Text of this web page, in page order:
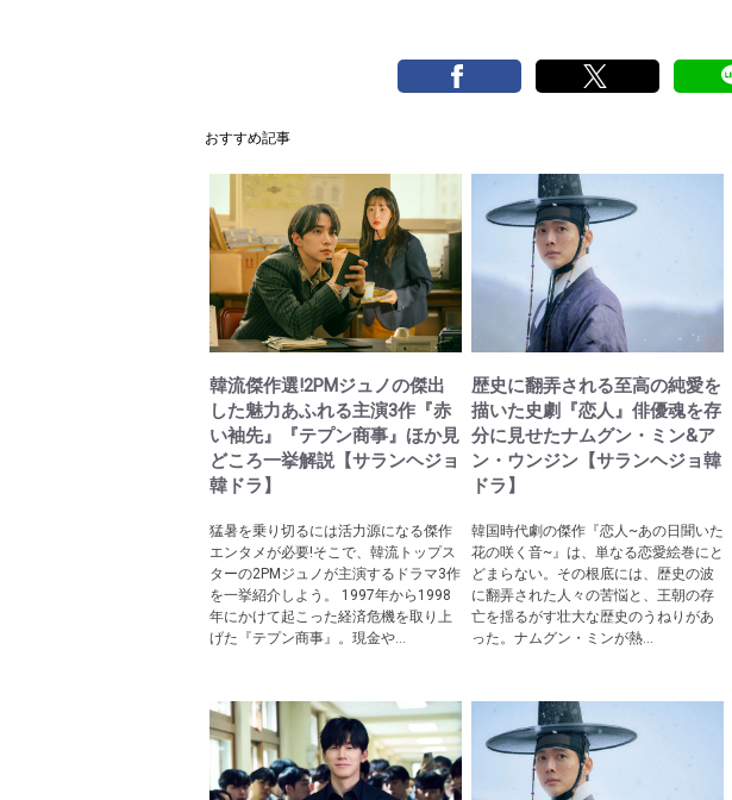
おすすめ記事
韓流傑作選!2PMジュノの傑出
した魅力あふれる主演3作『赤
い袖先』『テプン商事』ほか見
どころ一挙解説【サランヘジョ
韓ドラ】
猛暑を乗り切るには活力源になる傑作
エンタメが必要!そこで、韓流トップス
ターの2PMジュノが主演するドラマ3作
を一挙紹介しよう。 1997年から1998
年にかけて起こった経済危機を取り上
げた『テプン商事』。現金や...
歴史に翻弄される至高の純愛を
描いた史劇『恋人』俳優魂を存
分に見せたナムグン・ミン&ア
ン・ウンジン【サランヘジョ韓
ドラ】
韓国時代劇の傑作『恋人~あの日聞いた
花の咲く音~』は、単なる恋愛絵巻にと
どまらない。その根底には、歴史の波
に翻弄された人々の苦悩と、王朝の存
亡を揺るがす壮大な歴史のうねりがあ
った。ナムグン・ミンが熱...